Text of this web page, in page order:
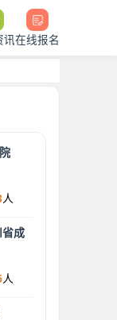
讯在线报名
人
省成
人